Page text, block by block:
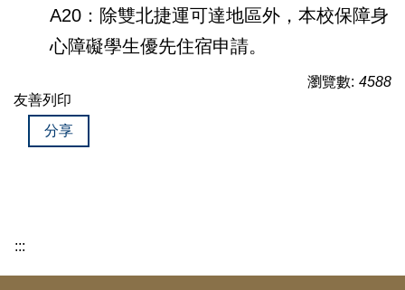
A20：除雙北捷運可達地區外，本校保障身
心障礙學生優先住宿申請。
瀏覽數: 4588
友善列印
分享
:::